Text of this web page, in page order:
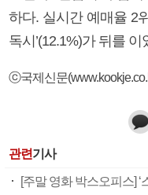
하다. 실시간 예매율 2
독시’(12.1%)가 뒤를 이
ⓒ국제신문
관련기사